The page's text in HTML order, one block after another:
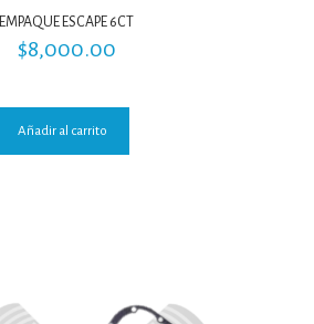
EMPAQUE ESCAPE 6CT
$8,000.00
Añadir al carrito